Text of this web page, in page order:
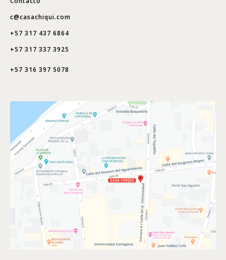
c@casachiqui.com
+57 317 437 6864
+57 317 337 3925
+57 316 397 5078